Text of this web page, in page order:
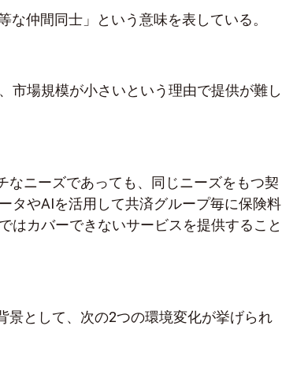
な仲間同士」という意味を表している。
市場規模が小さいという理由で提供が難し
なニーズであっても、同じニーズをもつ契
タやAIを活用して共済グループ毎に保険料
はカバーできないサービスを提供すること
景として、次の2つの環境変化が挙げられ